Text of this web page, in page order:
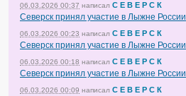
06.03.2026 00:37 написал С Е В Е Р С К
Северск принял участие в Лыжне России
06.03.2026 00:23 написал С Е В Е Р С К
Северск принял участие в Лыжне России
06.03.2026 00:18 написал С Е В Е Р С К
Северск принял участие в Лыжне России
06.03.2026 00:09 написал С Е В Е Р С К